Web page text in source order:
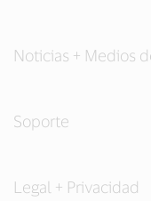
Noticias + Medios
Soporte
Legal + Privacidad